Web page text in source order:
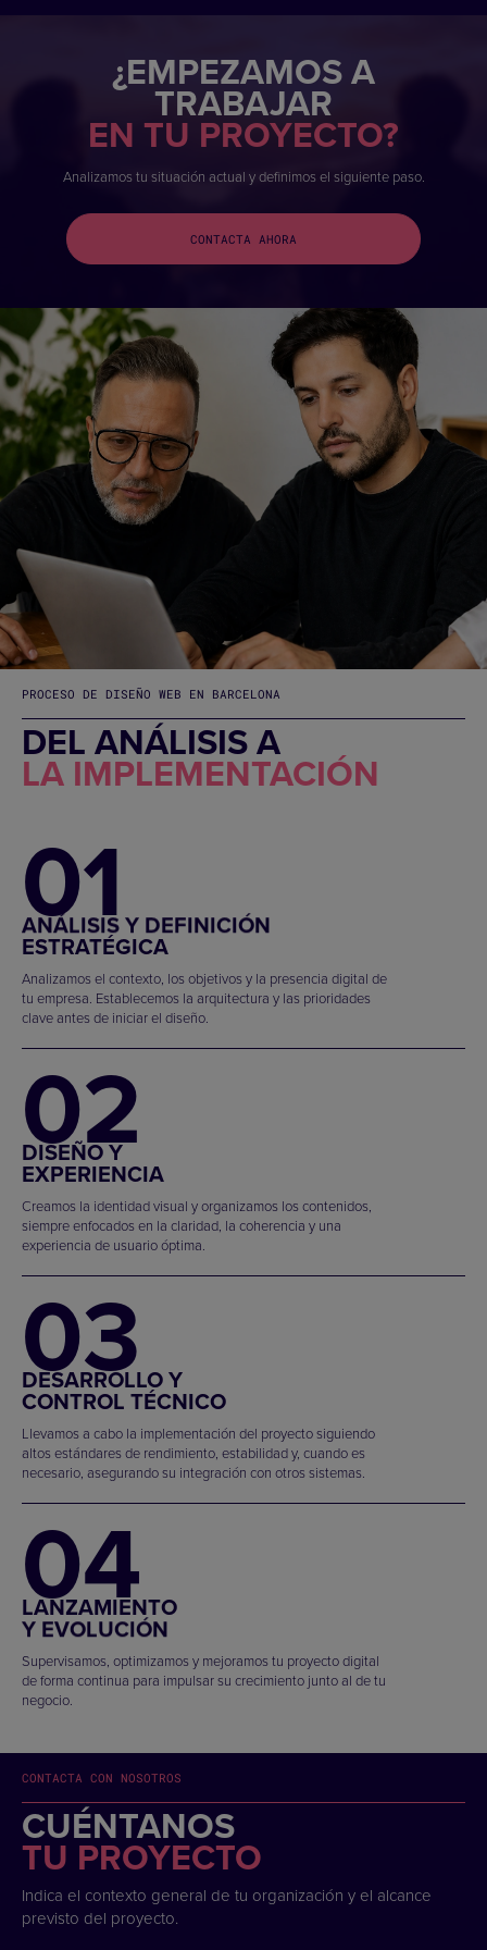
¿EMPEZAMOS A
TRABAJAR
EN TU PROYECTO?
Analizamos tu situación actual y definimos el siguiente paso.
CONTACTA AHORA
PROCESO DE DISEÑO WEB EN BARCELONA
DEL ANÁLISIS A
LA IMPLEMENTACIÓN
01
ANÁLISIS Y DEFINICIÓN
ESTRATÉGICA
Analizamos el contexto, los objetivos y la presencia digital de
tu empresa. Establecemos la arquitectura y las prioridades
clave antes de iniciar el diseño.
02
DISEÑO Y
EXPERIENCIA
Creamos la identidad visual y organizamos los contenidos,
siempre enfocados en la claridad, la coherencia y una
experiencia de usuario óptima.
03
DESARROLLO Y
CONTROL TÉCNICO
Llevamos a cabo la implementación del proyecto siguiendo
altos estándares de rendimiento, estabilidad y, cuando es
necesario, asegurando su integración con otros sistemas.
04
LANZAMIENTO
Y EVOLUCIÓN
Supervisamos, optimizamos y mejoramos tu proyecto digital
de forma continua para impulsar su crecimiento junto al de tu
negocio.
CONTACTA CON NOSOTROS
CUÉNTANOS
TU PROYECTO
Indica el contexto general de tu organización y el alcance
previsto del proyecto.